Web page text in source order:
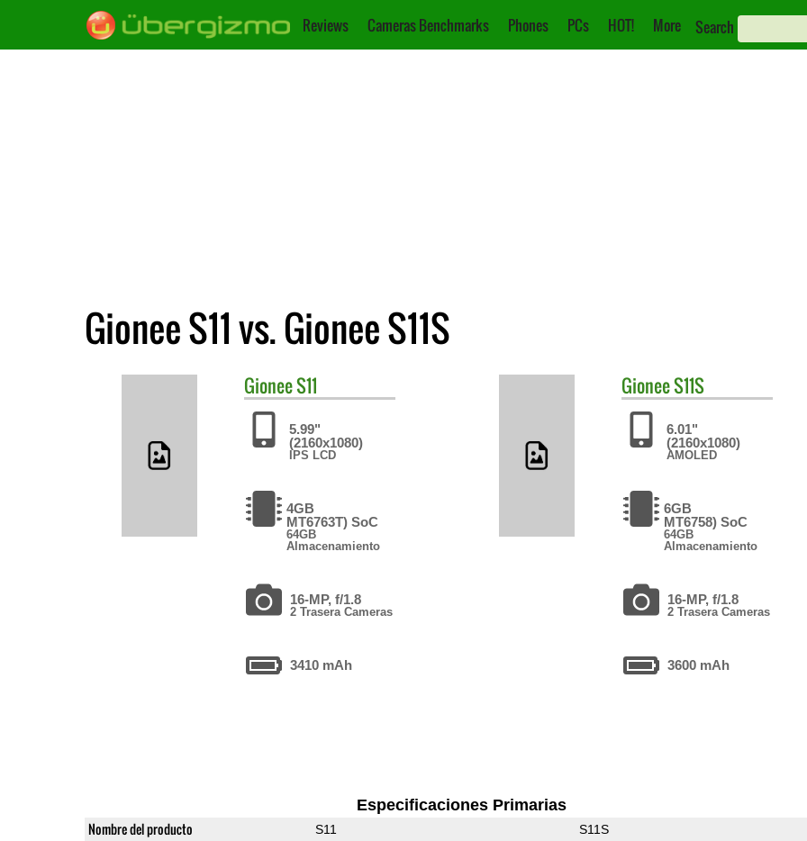
Reviews Cameras Benchmarks Phones PCs HOT! More Search
Gionee S11 vs. Gionee S11S
GioneeS11
5.99"
(2160x1080)
IPS LCD
4GB
MT6763T) SoC
64GB
Almacenamiento
16-MP, f/1.8
2 Trasera Cameras
3410 mAh
GioneeS11S
6.01"
(2160x1080)
AMOLED
6GB
MT6758) SoC
64GB
Almacenamiento
16-MP, f/1.8
2 Trasera Cameras
3600 mAh
Especificaciones Primarias
Nombre del producto S11 S11S